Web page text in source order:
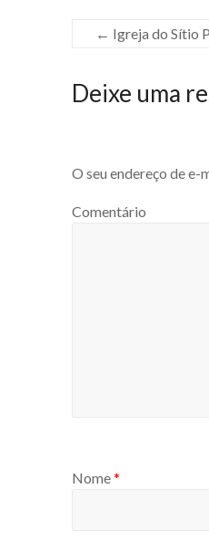
← Igreja do Sítio
Deixe uma
O seu endereço de e-
Comentário
Nome*